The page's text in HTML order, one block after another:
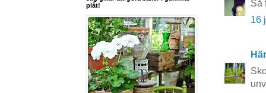
Så
16
plåt!